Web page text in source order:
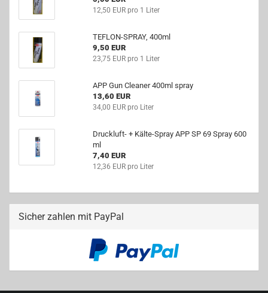
12,50 EUR pro 1 Liter
TEFLON-SPRAY, 400ml
9,50 EUR
23,75 EUR pro 1 Liter
APP Gun Cleaner 400ml spray
13,60 EUR
34,00 EUR pro Liter
Druckluft- + Kälte-Spray APP SP 69 Spray 600
ml
7,40 EUR
12,36 EUR pro Liter
Sicher zahlen mit PayPal